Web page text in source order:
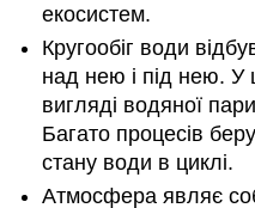
екосистем.
Кругообіг води
над нею і під нею. У
вигляді водяної
Багато процесів
стану води в циклі.
Атмосфера являє